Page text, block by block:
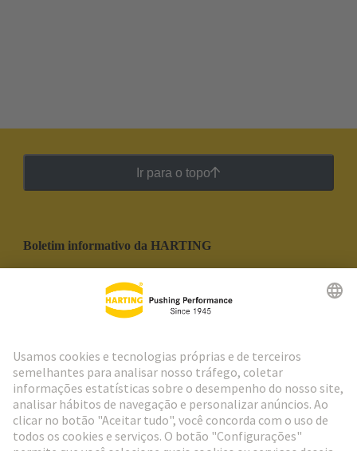
Ir para o topo
Boletim informativo da HARTING
Social Media